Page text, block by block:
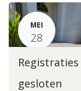
MEI
28
Registraties
gesloten